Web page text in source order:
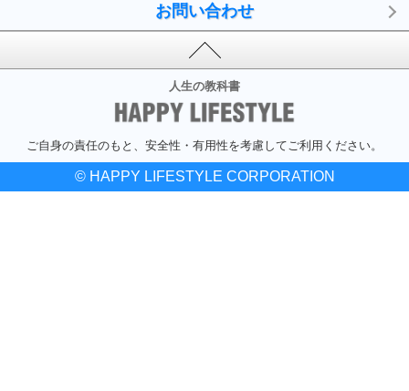
お問い合わせ
人生の教科書
ご自身の責任のもと、安全性・有用性を考慮してご利用ください。
© HAPPY LIFESTYLE CORPORATION